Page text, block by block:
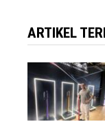
ARTIKEL